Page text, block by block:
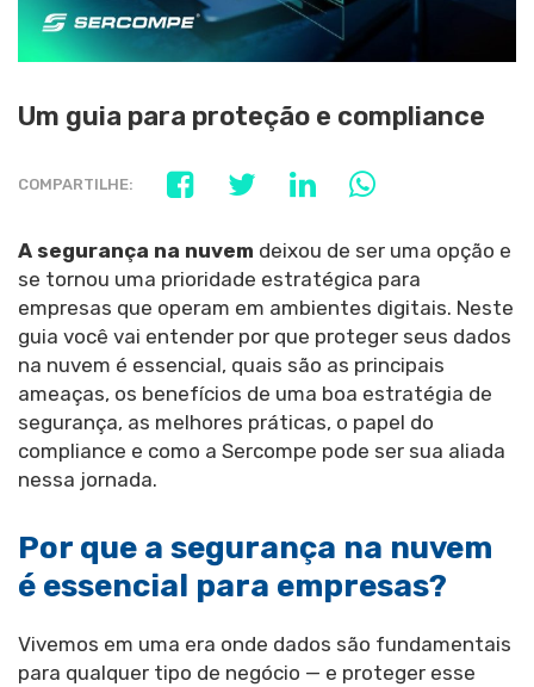
Um guia para proteção e compliance
COMPARTILHE:
A segurança na nuvem deixou de ser uma opção e
se tornou uma prioridade estratégica para
empresas que operam em ambientes digitais. Neste
guia você vai entender por que proteger seus dados
na nuvem é essencial, quais são as principais
ameaças, os benefícios de uma boa estratégia de
segurança, as melhores práticas, o papel do
compliance e como a Sercompe pode ser sua aliada
nessa jornada.
Por que a segurança na nuvem
é essencial para empresas?
Vivemos em uma era onde dados são fundamentais
para qualquer tipo de negócio — e proteger esse